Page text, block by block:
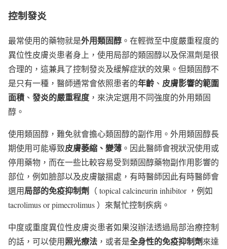
控制發炎
最常使用的藥物就是外用類固醇 。在輕微至中度嚴重程度的
異位性皮膚炎患者身上，使用局部的類固醇以及保濕劑是很
合理的，這兼具了控制發炎及緩解症狀的效果。但類固醇不
是只有一種，醫師通常會依照患者的年齡 、 皮膚影響的範圍
面積 、 發炎的嚴重程度 ，來決定選用不同強度的外用類固
醇。
使用類固醇，難免就會擔心類固醇的副作用。外用類固醇長
期使用可能導致皮膚萎縮、變薄 。因此醫師會視狀況使用或
停用藥物，而在一些比較容易受到類固醇藥物副作用影響的
部位，例如臉部以及皮膚皺摺處，有時醫師因此有時醫師會
選用局部的免疫抑制劑 （ topical calcineurin inhibitor ，例如
tacrolimus or pimecrolimus ）來幫忙控制疾病。
中度或重度異位性皮膚炎患者如果沒辦法透過局部治療控制
的話，可以使用照光療法 ，或者是全身性的免疫抑制劑來達